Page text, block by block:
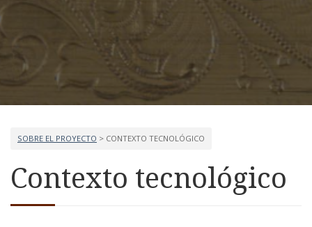
SOBRE EL PROYECTO > CONTEXTO TECNOLÓGICO
Contexto tecnológico